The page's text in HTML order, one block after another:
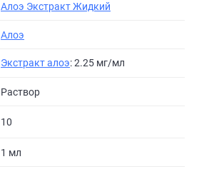
Алоэ Экстракт Жидкий
Алоэ
Экстракт алоэ: 2.25 мг/мл
Раствор
10
1 мл